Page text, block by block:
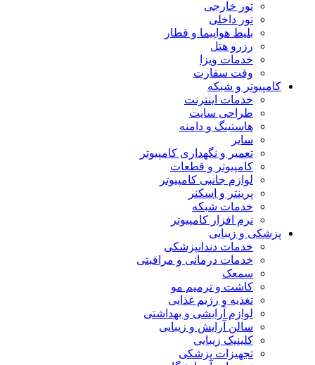
تور خارجی
تور داخلی
بلیط هواپیما و قطار
رزرو هتل
خدمات ویزا
وقت سفارت
کامپیوتر و شبکه
خدمات اینترنت
طراحی سایت
هاستینگ و دامنه
سایر
تعمیر و نگهداری کامپیوتر
کامپیوتر و قطعات
لوازم جانبی کامپیوتر
پرینتر و اسکنر
خدمات شبکه
نرم افزار کامپیوتر
پزشکی و زیبایی
خدمات دندانپزشکی
خدمات درمانی و مراقبتی
سمعک
کاشت و ترمیم مو
تغذیه و رژیم غذایی
لوازم آرایشی و بهداشتی
سالن آرایش و زیبایی
کلینیک زیبایی
تجهیزات پزشکی